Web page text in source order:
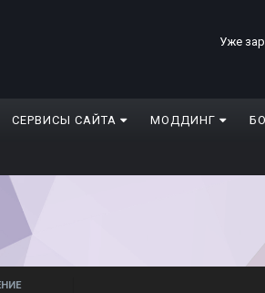
Уже
СЕРВИСЫ САЙТА МОДДИНГ